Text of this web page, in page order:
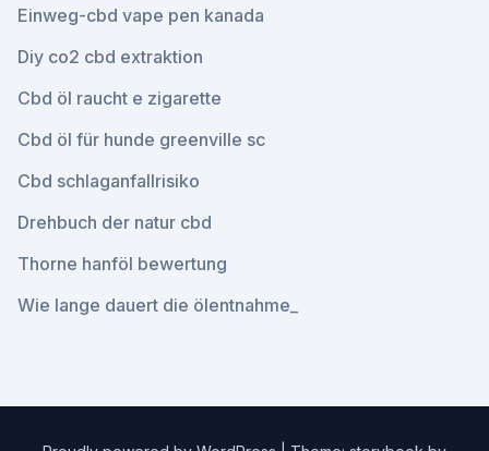
Einweg-cbd vape pen kanada
Diy co2 cbd extraktion
Cbd öl raucht e zigarette
Cbd öl für hunde greenville sc
Cbd schlaganfallrisiko
Drehbuch der natur cbd
Thorne hanföl bewertung
Wie lange dauert die ölentnahme_